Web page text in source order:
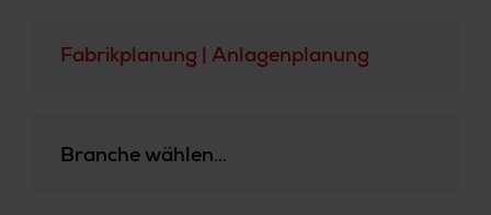
Fabrikplanung | Anlagenplanung
Branche wählen…